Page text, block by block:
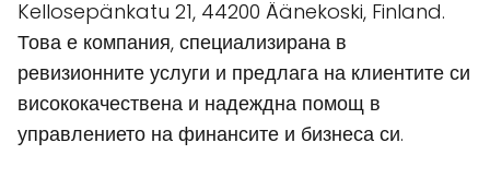
Kellosepänkatu 21, 44200 Äänekoski, Finland.
Това е компания, специализирана в
ревизионните услуги и предлага на клиентите си
висококачествена и надеждна помощ в
управлението на финансите и бизнеса си.